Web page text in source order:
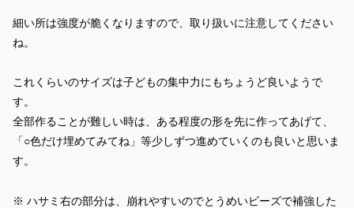
細い所は強度が脆くなりますので、取り扱いに注意してください
ね。
これくらいのサイズは子どもの集中力にもちょうど良いようで
す。
全部作ることが難しい時は、ある程度の形を先に作ってあげて、
「○色だけ埋めてみてね」等少しずつ進めていくのも良いと思いま
す。
※ ハサミ右の部分は、崩れやすいのでとうめいビーズで補強した